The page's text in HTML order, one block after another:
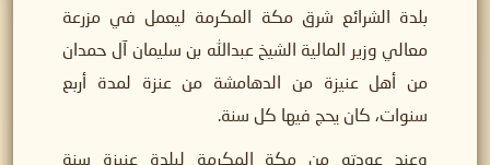
بلدة الشرائع شرق مكة المكرمة ليعمل في مزرعة
معالي وزير المالية الشيخ عبدالله بن سليمان آل حمدان
من أهل عنيزة من الدهامشة من عنزة لمدة أربع
سنوات، كان يحج فيها كل سنة.
وعند عودته من مكة المكرمة لبلدة عنيزة سنة